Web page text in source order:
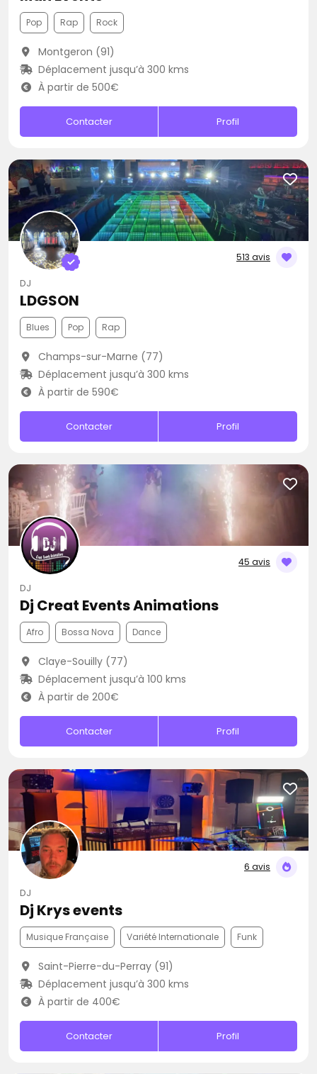
Pop Rap Rock
Montgeron (91)
Déplacement jusqu’à 300 kms
À partir de 500€
Contacter Profil
513 avis
DJ
LDGSON
Blues Pop Rap
Champs-sur-Marne (77)
Déplacement jusqu’à 300 kms
À partir de 590€
Contacter Profil
45 avis
DJ
Dj Creat Events Animations
Afro Bossa Nova Dance
Claye-Souilly (77)
Déplacement jusqu’à 100 kms
À partir de 200€
Contacter Profil
6 avis
DJ
Dj Krys events
Musique Française Variété Internationale Funk
Saint-Pierre-du-Perray (91)
Déplacement jusqu’à 300 kms
À partir de 400€
Contacter Profil